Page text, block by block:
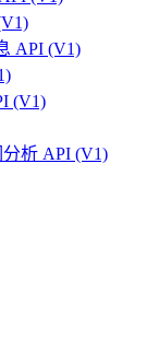
API (V1)
(V1)
析 API (V1)